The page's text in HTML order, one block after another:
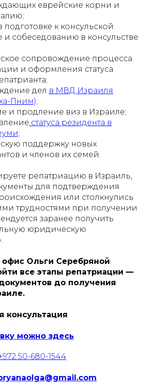
еврейские корни и
к консульской
и собеседованию в консульстве
сопровождение процесса
и оформления статуса
дел в МВД Израиля
Пним);
и продление виз в Израиле;
статуса резидента в
поддержку новых
и членов их семей.
репатриацию в Израиль,
для подтверждения
или столкнулись
трудностями при получении
заранее получить
юридическую
офис Ольги Серебряной
все этапы репатриации —
до получения
консультация
можно здесь
50-680-1544